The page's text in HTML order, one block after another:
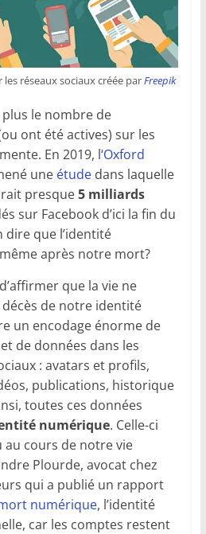
réseaux sociaux créée parFreepik
le nombre de
ont été actives) sur les
En 2019, l‘Oxford
uneétudedans laquelle
presque5 milliards
sur Facebook d’ici la fin du
dire que l’identité
après notre mort?
que la vie ne
décès de notre identité
un encodage énorme de
de données dans les
: avatars et profils,
publications, historique
toutes ces données
numérique. Celle-ci
au cours de notre vie
Plourde, avocat chez
qui a publié un rapport
numérique, l’identité
car les comptes restent